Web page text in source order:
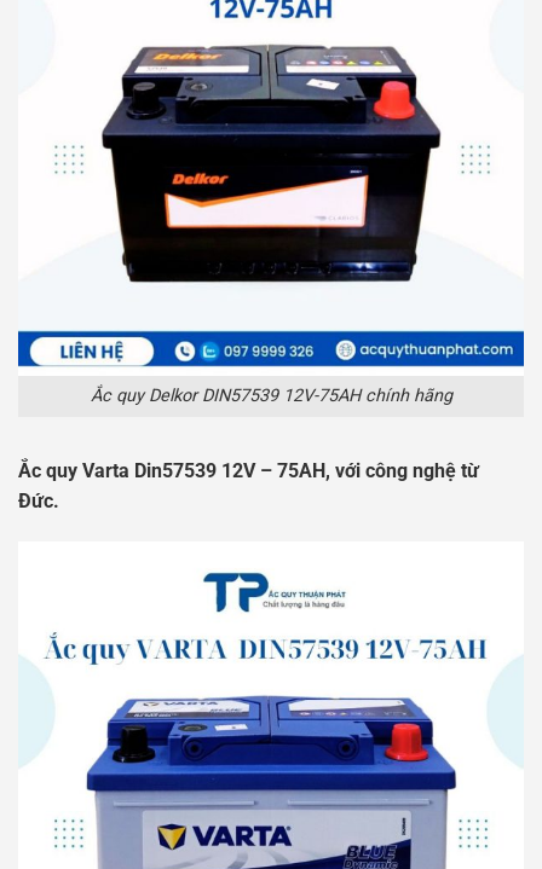
Ắc quy Delkor DIN57539 12V-75AH chính hãng
Ắc quy Varta Din57539 12V – 75AH, với công nghệ từ
Đức.